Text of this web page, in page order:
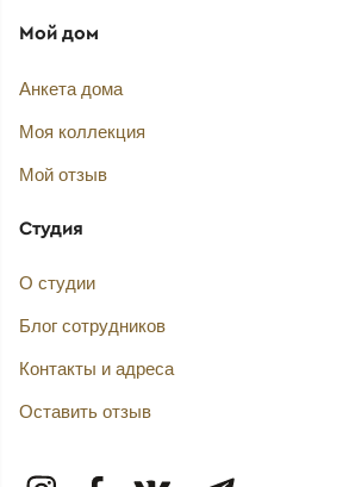
Мой дом
Анкета дома
Моя коллекция
Мой отзыв
Студия
О студии
Блог сотрудников
Контакты и адреса
Оставить отзыв